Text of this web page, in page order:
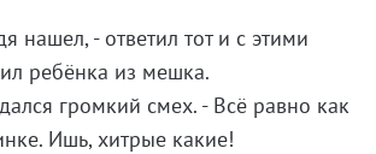
нашел, - ответил тот и с этими
ребёнка из мешка.
громкий смех. - Всё равно как
Ишь, хитрые какие!